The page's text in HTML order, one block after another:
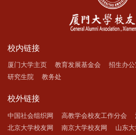
校内链接
厦门大学主页 教育发展基金会 招生办公
研究生院
教务处
校外链接
中国社会组织网 高教学会校友工作分会
北京大学校友网
南京大学校友网 山东